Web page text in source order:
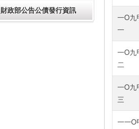
財政部公告公債發行資訊
一O九
一
一O九
二
一O九
三
一一O